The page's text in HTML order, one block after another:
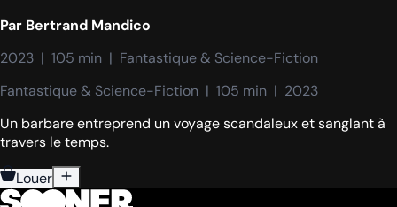
Par Bertrand Mandico
2023  |  105 min  |  Fantastique & Science-Fiction
Fantastique & Science-Fiction  |  105 min  |  2023
Un barbare entreprend un voyage scandaleux et sanglant à
travers le temps.
Louer